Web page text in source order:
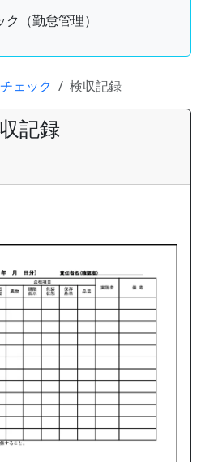
（勤怠管理）
ェック 検収記録
記録